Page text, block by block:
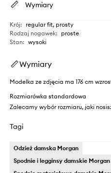
Wymiary
Krój: regular fit, prosty
Rodzaj nogawek: proste
Stan: wysoki
Wymiary
Modelka ze zdjęcia ma 176 cm
Rozmiarówka standardowa
Zalecamy wybór rozmiaru, jaki
Tagi
Odzież damska Morgan
Spodnie i legginsy damskie Morgan